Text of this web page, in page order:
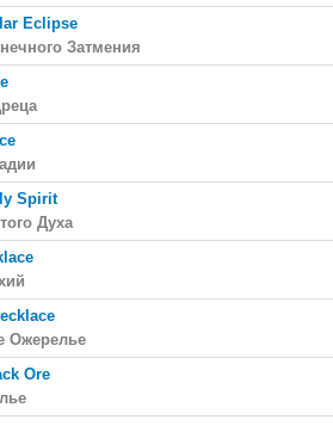
Eclipse
Затмения
Spirit
Духа
Ожерелье
Ore